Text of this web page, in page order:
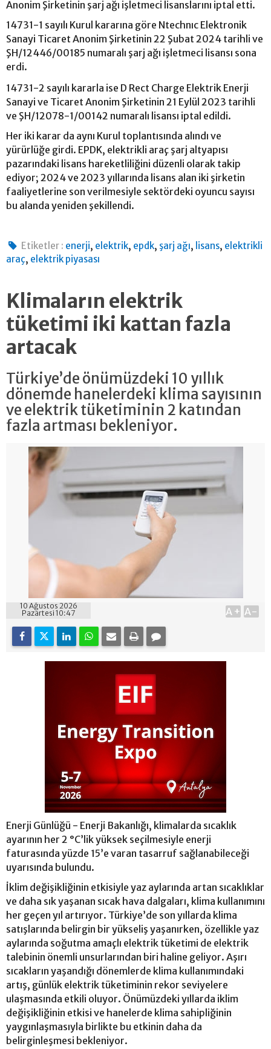
Anonim Şirketinin şarj ağı işletmeci lisanslarını iptal etti.
14731-1 sayılı Kurul kararına göre Ntechnıc Elektronik
Sanayi Ticaret Anonim Şirketinin 22 Şubat 2024 tarihli ve
ŞH/12446/00185 numaralı şarj ağı işletmeci lisansı sona
erdi.
14731-2 sayılı kararla ise D Rect Charge Elektrik Enerji
Sanayi ve Ticaret Anonim Şirketinin 21 Eylül 2023 tarihli
ve ŞH/12078-1/00142 numaralı lisansı iptal edildi.
Her iki karar da aynı Kurul toplantısında alındı ve
yürürlüğe girdi. EPDK, elektrikli araç şarj altyapısı
pazarındaki lisans hareketliliğini düzenli olarak takip
ediyor; 2024 ve 2023 yıllarında lisans alan iki şirketin
faaliyetlerine son verilmesiyle sektördeki oyuncu sayısı
bu alanda yeniden şekillendi.
Etiketler : enerji, elektrik, epdk, şarj ağı, lisans, elektrikli
araç, elektrik piyasası
Klimaların elektrik
tüketimi iki kattan fazla
artacak
Türkiye’de önümüzdeki 10 yıllık
dönemde hanelerdeki klima sayısının
ve elektrik tüketiminin 2 katından
fazla artması bekleniyor.
10 Ağustos 2026
Pazartesi 10:47
A+ A-
Enerji Günlüğü - Enerji Bakanlığı, klimalarda sıcaklık
ayarının her 2 °C’lik yüksek seçilmesiyle enerji
faturasında yüzde 15’e varan tasarruf sağlanabileceği
uyarısında bulundu.
İklim değişikliğinin etkisiyle yaz aylarında artan sıcaklıklar
ve daha sık yaşanan sıcak hava dalgaları, klima kullanımını
her geçen yıl artırıyor. Türkiye’de son yıllarda klima
satışlarında belirgin bir yükseliş yaşanırken, özellikle yaz
aylarında soğutma amaçlı elektrik tüketimi de elektrik
talebinin önemli unsurlarından biri haline geliyor. Aşırı
sıcakların yaşandığı dönemlerde klima kullanımındaki
artış, günlük elektrik tüketiminin rekor seviyelere
ulaşmasında etkili oluyor. Önümüzdeki yıllarda iklim
değişikliğinin etkisi ve hanelerde klima sahipliğinin
yaygınlaşmasıyla birlikte bu etkinin daha da
belirginleşmesi bekleniyor.